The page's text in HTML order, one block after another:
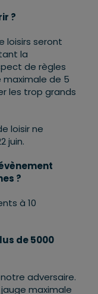
?
loisirs seront
la
de règles
de 5
les trop grands
loisir ne
juin.
?
à 10
de 5000
adversaire.
maximale